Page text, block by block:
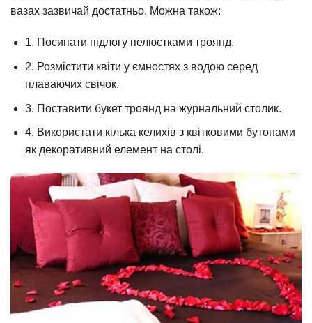
вазах зазвичай достатньо. Можна також:
1. Посипати підлогу пелюстками троянд.
2. Розмістити квіти у ємностях з водою серед
плаваючих свічок.
3. Поставити букет троянд на журнальний столик.
4. Використати кілька келихів з квітковими бутонами
як декоративний елемент на столі.